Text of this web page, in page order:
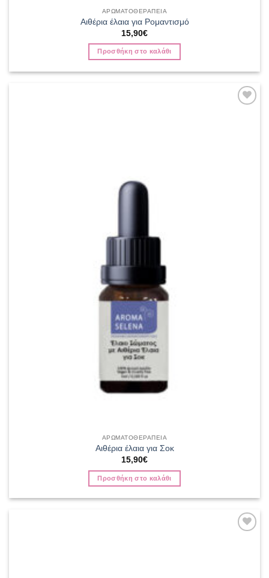
ΑΡΩΜΑΤΟΘΕΡΑΠΕΙΑ
Αιθέρια έλαια για Ρομαντισμό
15,90€
Προσθήκη στο καλάθι
ΑΡΩΜΑΤΟΘΕΡΑΠΕΙΑ
Αιθέρια έλαια για Σοκ
15,90€
Προσθήκη στο καλάθι